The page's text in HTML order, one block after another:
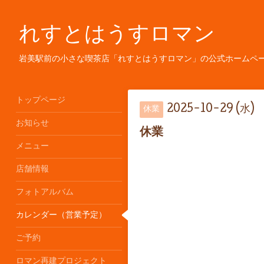
れすとはうすロマン
岩美駅前の小さな喫茶店「れすとはうすロマン」の公式ホームペ
休業 2025-10-29 (水)
休業
トップページ
お知らせ
メニュー
店舗情報
フォトアルバム
カレンダー（営業予定）
ご予約
ロマン再建プロジェクト